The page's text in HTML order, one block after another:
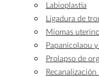
Labioplastia
Ligadura de
Miomas
Papanicolaou y
Prolapso de